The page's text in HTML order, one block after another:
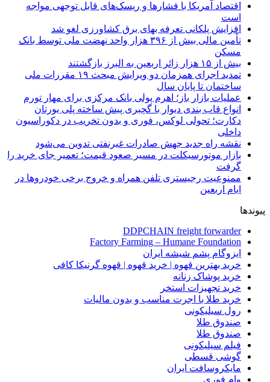
اقتصاد آمریکا با فشارها و ریسک‌های قابل توجهی مواجه
است
افزایش پلکانی تعرفه بهای برق کشاورزی لغو شد
تأمین مالی بیش از ۳۹۶ هزار واحد نهضت ملی توسط بانک
مسکن
بیش از ۱۵ هزار زائر اربعین به البرز بازگشتند
تمدید اجرای همزمان دو ویرایش مبحث ۱۹ مقررات ملی
ساختمان تا پایان سال
عملیات بازار باز؛ اهرم پولی بانک مرکزی برای مهار تورم
انواع قاب بندی دیوار با گچبری پیش ساخته پلی یورتان
دکارت؛ تحولی لوکس، فوری و بدون تخریب در دکوراسیون
داخلی
نقشه راه جدید جهش صادرات غیرنفتی تدوین می‌شود
بازار موتورسیکلت در مسیر صعود قیمت؛ تعمیر جای خرید را
گرفت
ممنوعیت رجیستری تلفن همراه و خروج برخی خودروها در
ایام اربعین
پیوندها
DDPCHAIN freight forwarder
Factory Farming – Humane Foundation
ایزوگام پشم شیشه ایران
خرید بهترین قهوه | خرید قهوه | قهوه گرنیکا کافی
خرید پوشاک زنانه
خرید تجهیزات استخر
خرید طلا با اجرت مناسب و بدون مالیات
رول سیلیکونی
صندوق طلا
صندوق طلا
فیلم سیلیکونی
گوشی قسطی
مایکروسافت ایران
وام فوری